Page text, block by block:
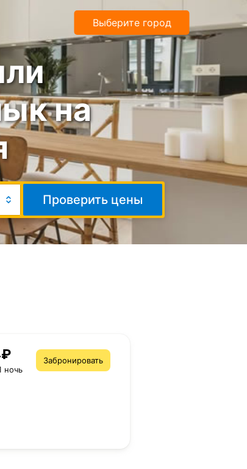
на
гостейПроверить цены
Выберите город
ночь
Забронировать